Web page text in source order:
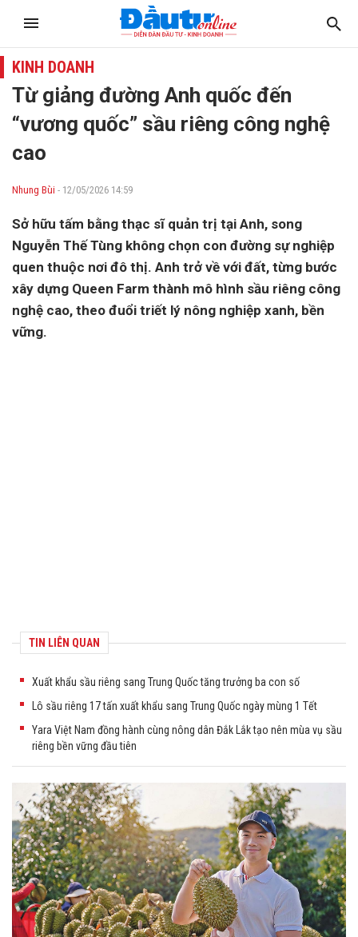
KINH DOANH
Từ giảng đường Anh quốc đến
“vương quốc” sầu riêng công nghệ
cao
Nhung Bùi - 12/05/2026 14:59
Sở hữu tấm bằng thạc sĩ quản trị tại Anh, song
Nguyễn Thế Tùng không chọn con đường sự nghiệp
quen thuộc nơi đô thị. Anh trở về với đất, từng bước
xây dựng Queen Farm thành mô hình sầu riêng công
nghệ cao, theo đuổi triết lý nông nghiệp xanh, bền
vững.
TIN LIÊN QUAN
Xuất khẩu sầu riêng sang Trung Quốc tăng trưởng ba con số
Lô sầu riêng 17 tấn xuất khẩu sang Trung Quốc ngày mùng 1 Tết
Yara Việt Nam đồng hành cùng nông dân Đắk Lắk tạo nên mùa vụ sầu
riêng bền vững đầu tiên